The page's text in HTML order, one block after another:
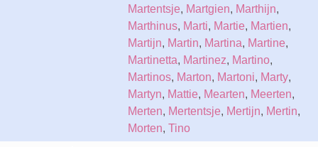
Martentsje, Martgien, Marthijn,
Marthinus, Marti, Martie, Martien,
Martijn, Martin, Martina, Martine,
Martinetta, Martinez, Martino,
Martinos, Marton, Martoni, Marty,
Martyn, Mattie, Mearten, Meerten,
Merten, Mertentsje, Mertijn, Mertin,
Morten, Tino